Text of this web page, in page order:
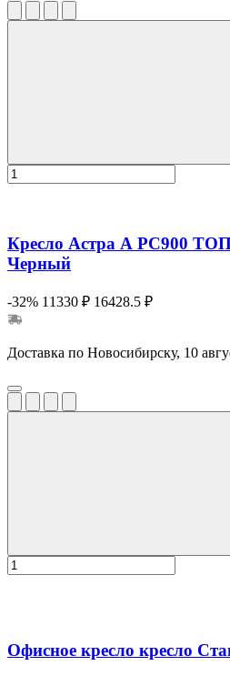
Кресло Астра А РС900
Черный
-32% 11330 ₽ 16428.5 ₽
Доставка по Новосибирску, 10
Офисное кресло кресло